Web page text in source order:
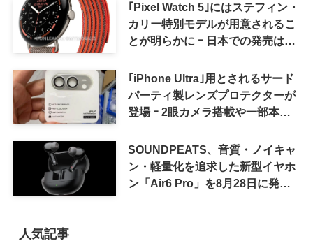
｢Pixel Watch 5｣にはステフィン・
カリー特別モデルが用意されるこ
とが明らかに ｰ 日本での発売は期
｢iPhone Ultra｣用とされるサード
パーティ製レンズプロテクターが
登場 ｰ 2眼カメラ搭載や一部本体
SOUNDPEATS、音質・ノイキャ
ン・軽量化を追求した新型イヤホ
ン「Air6 Pro」を8月28日に発売
人気記事